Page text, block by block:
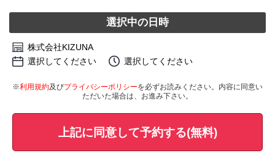
選択中の日時
株式会社KIZUNA
選択してください
選択してください
※利用規約及びプライバシーポリシーを必ずお読みください。内容に同意い
ただいた場合は、お進み下さい。
上記に同意して予約する(無料)